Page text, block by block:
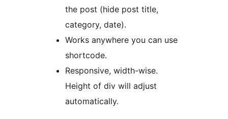
the post (hide post title,
category, date).
Works anywhere you can use
shortcode.
Responsive, width-wise.
Height of div will adjust
automatically.